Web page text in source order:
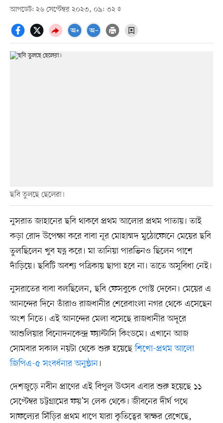
আপডেট: ২৬ সেপ্টেম্বর ২০২৩, ০৯: ৩২
ছবি তুলছে ছেলেরা।
নুসরাত জাহানের ছবি থাকবে প্রথম আলোর প্রথম পাতায়। তাই
কড়া রোদ উপেক্ষা করে বাবা নূর মোহাম্মদ মুঠোফোনে মেয়ের ছবি
তুলছিলেন খুব যত্ন করে। মা তানিয়া পারভিনও ছিলেন পাশে
দাঁড়িয়ে। ছবিটি অবশ্য পত্রিকায় ছাপা হবে না। তাতে অসুবিধা নেই।
নুসরাতের বাবা বলছিলেন, ছবি ফেসবুকে পোস্ট দেবেন। মেয়ের এ
আনন্দের দিনে তাঁরাও রাজধানীর শেরেবাংলা নগর থেকে এসেছেন
অংশ নিতে। এই আনন্দের মেলা বসেছে রাজধানীর অদূরে
আশুলিয়ার বিনোদনকেন্দ্র ফ্যান্টাসি কিংডমে। এখানে আজ
সোমবার সকাল নয়টা থেকে শুরু হয়েছেশিখো-প্রথম আলো
জিপিএ-৫ সংবর্ধনার অনুষ্ঠান।
দেশজুড়ে নবীন প্রাণের এই বিপুল উৎসব এবার শুরু হয়েছে ১১
সেপ্টেম্বর চট্টগ্রামের ফয়’স লেক থেকে। জীবনের দীর্ঘ পথে
সাফল্যের সিঁড়ির প্রথম ধাপে যারা কৃতিত্বের স্বাক্ষর রেখেছে,